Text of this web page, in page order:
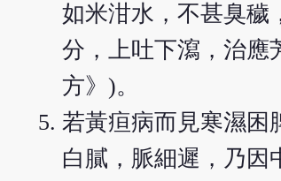
如米泔水，不甚臭穢
分，上吐下瀉，治應
方》)。
若黃疸病而見寒濕困
白膩，脈細遲，乃因